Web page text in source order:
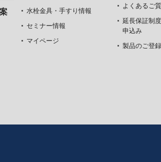
水栓金具・手すり情報
セミナー情報
マイページ
よくあるご
延長保証制
申込み
製品のご登録